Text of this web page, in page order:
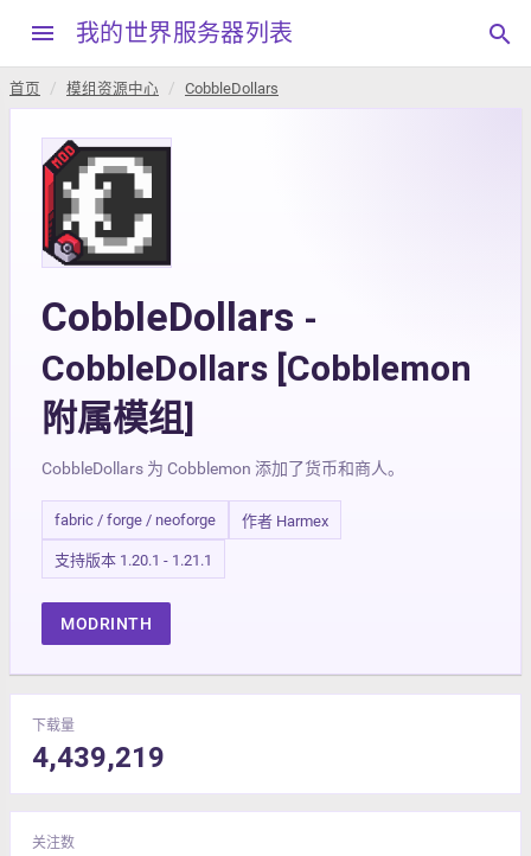
menu 我的世界服务器列表 search
首页 模组资源中心 CobbleDollars
CobbleDollars -
CobbleDollars [Cobblemon
附属模组]
CobbleDollars 为 Cobblemon 添加了货币和商人。
fabric / forge / neoforge 作者 Harmex
支持版本 1.20.1 - 1.21.1
MODRINTH
下载量
4,439,219
关注数